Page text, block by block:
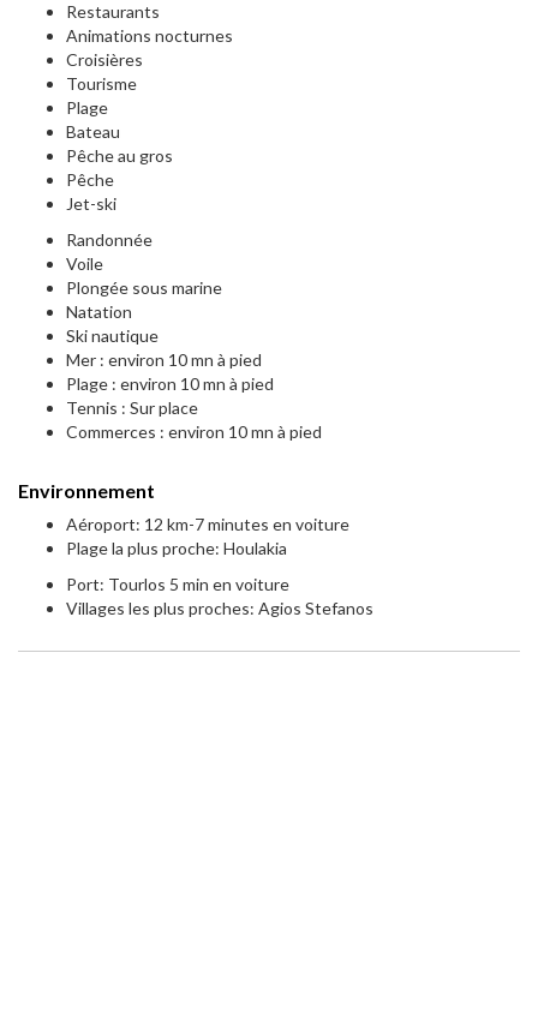
Restaurants
Animations nocturnes
Croisières
Tourisme
Plage
Bateau
Pêche au gros
Pêche
Jet-ski
Randonnée
Voile
Plongée sous marine
Natation
Ski nautique
Mer : environ 10 mn à pied
Plage : environ 10 mn à pied
Tennis : Sur place
Commerces : environ 10 mn à pied
Environnement
Aéroport: 12 km-7 minutes en voiture
Plage la plus proche: Houlakia
Port: Tourlos 5 min en voiture
Villages les plus proches: Agios Stefanos